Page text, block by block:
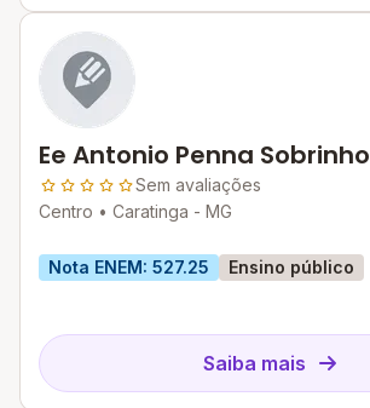
Ee Antonio Penna Sobrinho
Sem avaliações
Centro • Caratinga - MG
Nota ENEM: 527.25 Ensino público
Saiba mais